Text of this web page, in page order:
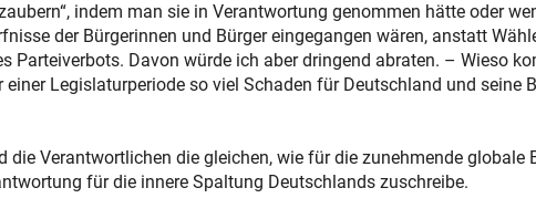
indem man sie in Verantwortung genommen hätte oder
der Bürgerinnen und Bürger eingegangen wären, anstatt
Parteiverbots. Davon würde ich aber dringend abraten. – Wieso
einer Legislaturperiode so viel Schaden für Deutschland und seine
die Verantwortlichen die gleichen, wie für die zunehmende
für die innere Spaltung Deutschlands zuschreibe.